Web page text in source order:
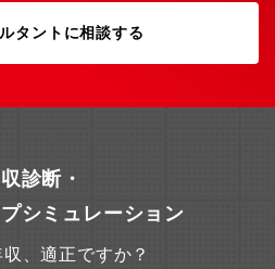
タントに相談する
診断・
シミュレーション
、適正ですか？